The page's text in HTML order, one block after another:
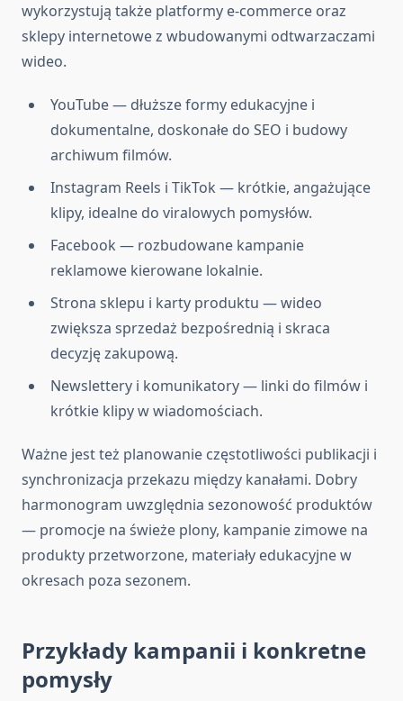
wykorzystują także platformy e-commerce oraz
sklepy internetowe z wbudowanymi odtwarzaczami
wideo.
YouTube — dłuższe formy edukacyjne i
dokumentalne, doskonałe do SEO i budowy
archiwum filmów.
Instagram Reels i TikTok — krótkie, angażujące
klipy, idealne do viralowych pomysłów.
Facebook — rozbudowane kampanie
reklamowe kierowane lokalnie.
Strona sklepu i karty produktu — wideo
zwiększa sprzedaż bezpośrednią i skraca
decyzję zakupową.
Newslettery i komunikatory — linki do filmów i
krótkie klipy w wiadomościach.
Ważne jest też planowanie częstotliwości publikacji i
synchronizacja przekazu między kanałami. Dobry
harmonogram uwzględnia sezonowość produktów
— promocje na świeże plony, kampanie zimowe na
produkty przetworzone, materiały edukacyjne w
okresach poza sezonem.
Przykłady kampanii i konkretne
pomysły